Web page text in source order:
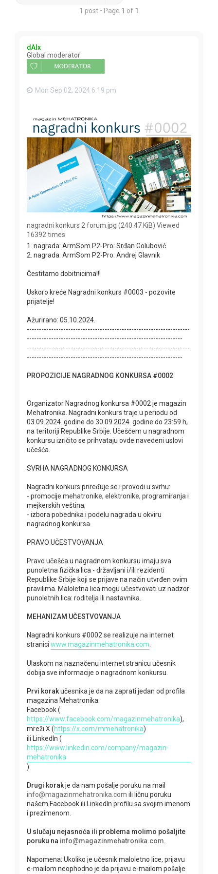
1 post • Page 1 of 1
dAlx
Global moderator
Mon Sep 02, 2024 6:19 pm
nagradni konkurs 2 forum.jpg (240.47 KiB) Viewed
16392 times
1. nagrada: ArmSom P2-Pro: Srđan Golubović
2. nagrada: ArmSom P2-Pro: Andrej Glavnik
Čestitamo dobitnicima!!!
Uskoro kreće Nagradni konkurs #0003 - pozovite
prijatelje!
Ažurirano: 05.10.2024.
-------------------------------------------------------------------
----------------------------------------------------------------
-------------------------------------------------------------------
----------------------------------------------------------------
PROPOZICIJE NAGRADNOG KONKURSA #0002
Organizator Nagradnog konkursa #0002 je magazin
Mehatronika. Nagradni konkurs traje u periodu od
03.09.2024. godine do 30.09.2024. godine do 23:59 h,
na teritoriji Republike Srbije. Učešćem u nagradnom
konkursu izričito se prihvataju ovde navedeni uslovi
učešća.
SVRHA NAGRADNOG KONKURSA
Nagradni konkurs priređuje se i provodi u svrhu:
- promocije mehatronike, elektronike, programiranja i
mejkerskih veština;
- izbora pobednika i podelu nagrada u okviru
nagradnog konkursa.
PRAVO UČESTVOVANJA
Pravo učešća u nagradnom konkursu imaju sva
punoletna fizička lica - državljani i/ili rezidenti
Republike Srbije koji se prijave na način utvrđen ovim
pravilima. Maloletna lica mogu učestvovati uz nadzor
punoletnih lica: roditelja ili nastavnika.
MEHANIZAM UČESTVOVANJA
Nagradni konkurs #0002 se realizuje na internet
stranici www.magazinmehatronika.com
Ulaskom na naznačenu internet stranicu učesnik
dobija sve informacije o nagradnom konkursu.
Prvi korakučesnika je da na zaprati jedan od profila
magazina Mehatronika:
Facebook (
https://www.facebook.com/magazinmehatronika),
mreži X (https://x.com/mmehatronika)
ili LinkedIn (
https://www.linkedin.com/company/magazin-
mehatronika
).
Drugi korakje da nam pošalje poruku na mail
info@magazinmehatronika.com ili ličnu poruku
našem Facebook ili LinkedIn profilu sa svojim imenom
i prezimenom.
U slučaju nejasnoća ili problema molimo pošaljite
poruku na info@magazinmehatronika.com.
Napomena: Ukoliko je učesnik maloletno lice, prijavu
e-mailom neophodno je da prijavu e-mailom pošalje